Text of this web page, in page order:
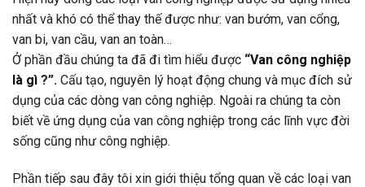
nhất và khó có thể thay thế được như: van bướm, van cổng,
van bi, van cầu, van an toàn…
Ở phần đầu chúng ta đã đi tìm hiểu được “Van công nghiệp
là gì ?”. Cấu tạo, nguyên lý hoạt động chung và mục đích sử
dụng của các dòng van công nghiệp. Ngoài ra chúng ta còn
biết về ứng dụng của van công nghiệp trong các lĩnh vực đời
sống cũng như công nghiệp.
Phần tiếp sau đây tôi xin giới thiệu tổng quan về các loại van